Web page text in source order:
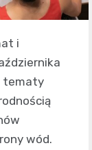
i
tematy
wód.